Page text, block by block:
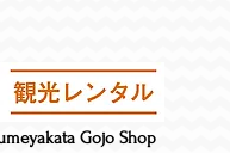
Gojo Shop